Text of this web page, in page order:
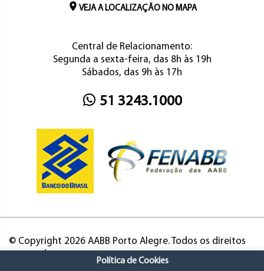
VEJA A LOCALIZAÇÃO NO MAPA
Central de Relacionamento:
Segunda a sexta-feira, das 8h às 19h
Sábados, das 9h às 17h
51 3243.1000
© Copyright 2026 AABB Porto Alegre. Todos os direitos
Política de Cookies